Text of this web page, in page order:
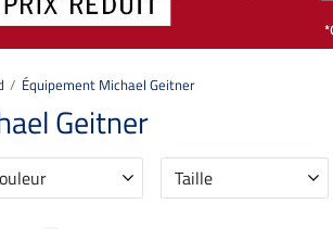
Équipement Michael Geitner
Geitner
Taille